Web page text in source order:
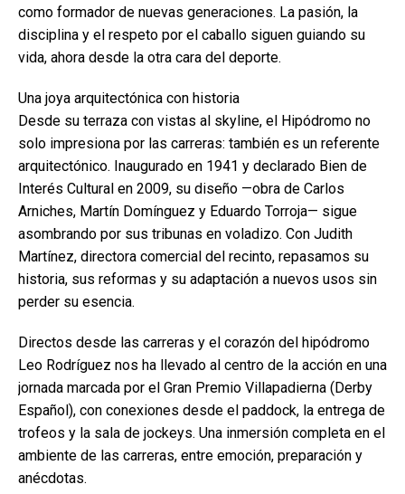
como formador de nuevas generaciones. La pasión, la
disciplina y el respeto por el caballo siguen guiando su
vida, ahora desde la otra cara del deporte.
Una joya arquitectónica con historia
Desde su terraza con vistas al skyline, el Hipódromo no
solo impresiona por las carreras: también es un referente
arquitectónico. Inaugurado en 1941 y declarado Bien de
Interés Cultural en 2009, su diseño —obra de Carlos
Arniches, Martín Domínguez y Eduardo Torroja— sigue
asombrando por sus tribunas en voladizo. Con Judith
Martínez, directora comercial del recinto, repasamos su
historia, sus reformas y su adaptación a nuevos usos sin
perder su esencia.
Directos desde las carreras y el corazón del hipódromo
Leo Rodríguez nos ha llevado al centro de la acción en una
jornada marcada por el Gran Premio Villapadierna (Derby
Español), con conexiones desde el paddock, la entrega de
trofeos y la sala de jockeys. Una inmersión completa en el
ambiente de las carreras, entre emoción, preparación y
anécdotas.